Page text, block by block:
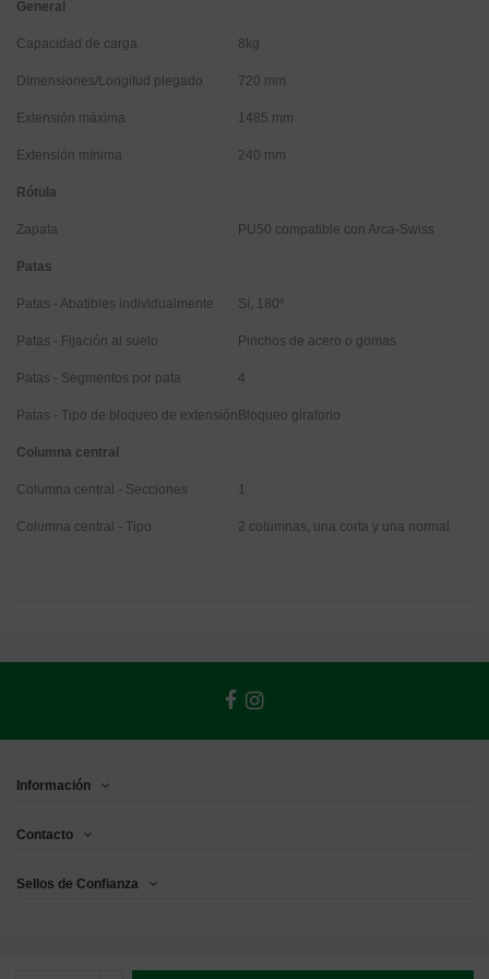
General
Capacidad de carga 8kg
Dimensiones/Longitud plegado 720 mm
Extensión máxima 1485 mm
Extensión mínima 240 mm
Rótula
Zapata PU50 compatible con Arca-Swiss
Patas
Patas - Abatibles individualmente Sí, 180º
Patas - Fijación al suelo Pinchos de acero o gomas
Patas - Segmentos por pata 4
Patas - Tipo de bloqueo de extensión Bloqueo giratorio
Columna central
Columna central - Secciones 1
Columna central - Tipo 2 columnas, una corta y una normal
Información
Contacto
Sellos de Confianza